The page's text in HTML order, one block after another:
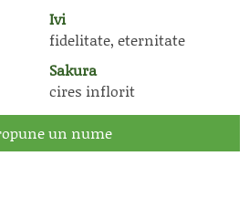
Ivi
fidelitate, eternitate
Sakura
cires inflorit
un nume